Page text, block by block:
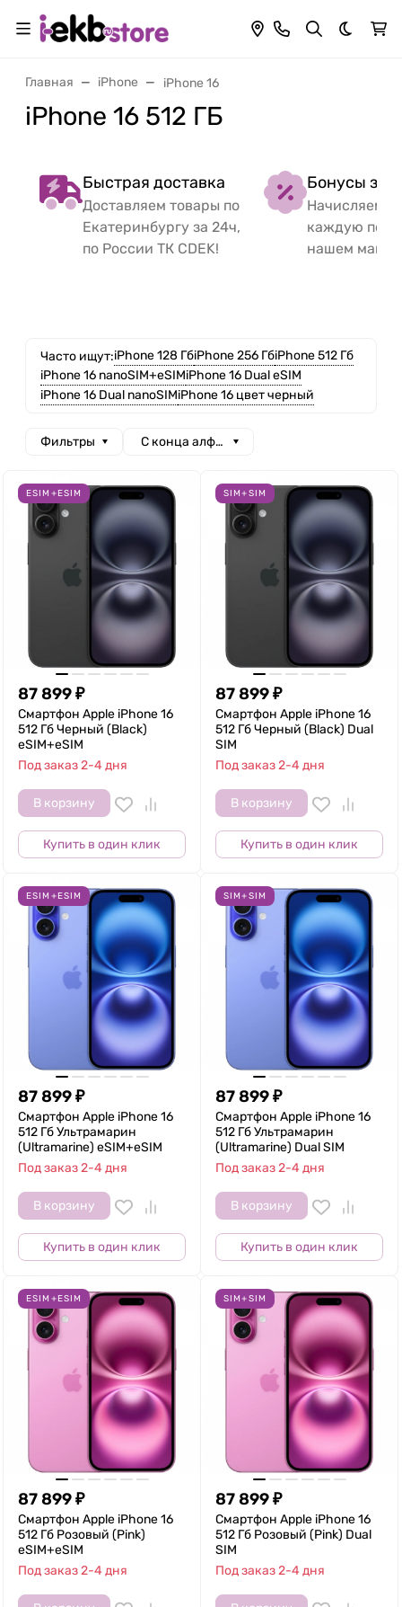
Темная
Главная iPhone iPhone 16
iPhone 16 512 ГБ
Быстрая доставка
Доставляем товары по
Екатеринбургу за 24ч,
по России ТК CDEK!
Бонусы за
Начисляем
каждую
нашем
Часто ищут:iPhone 128 ГбiPhone 256 ГбiPhone 512 Гб
iPhone 16 nanoSIM+eSIMiPhone 16 Dual eSIM
iPhone 16 Dual nanoSIMiPhone 16 цвет черный
Фильтры С конца алфавита
ESIM+ESIM
87 899₽
Смартфон Apple iPhone 16
512 Гб Черный (Black)
eSIM+eSIM
Под заказ 2-4 дня
В корзину
Купить в один клик
SIM+SIM
87 899₽
Смартфон Apple iPhone 16
512 Гб Черный (Black) Dual
SIM
Под заказ 2-4 дня
В корзину
Купить в один клик
ESIM+ESIM
87 899₽
Смартфон Apple iPhone 16
512 Гб Ультрамарин
(Ultramarine) eSIM+eSIM
Под заказ 2-4 дня
В корзину
Купить в один клик
SIM+SIM
87 899₽
Смартфон Apple iPhone 16
512 Гб Ультрамарин
(Ultramarine) Dual SIM
Под заказ 2-4 дня
В корзину
Купить в один клик
ESIM+ESIM
87 899₽
Смартфон Apple iPhone 16
512 Гб Розовый (Pink)
eSIM+eSIM
Под заказ 2-4 дня
SIM+SIM
87 899₽
Смартфон Apple iPhone 16
512 Гб Розовый (Pink) Dual
SIM
Под заказ 2-4 дня